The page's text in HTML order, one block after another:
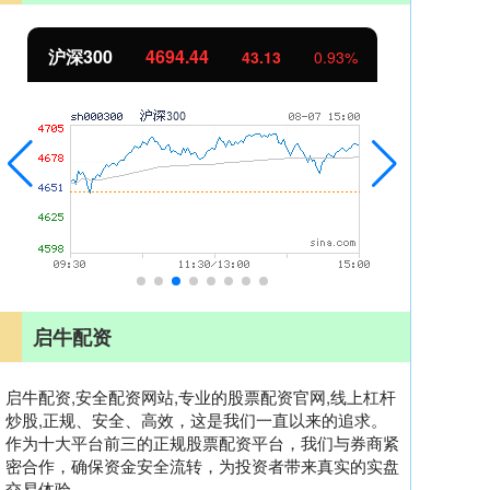
沪深300 4694.44 43.13 0.93%
启牛配资
启牛配资,安全配资网站,专业的股票配资官网,线上杠杆
炒股,正规、安全、高效，这是我们一直以来的追求。
作为十大平台前三的正规股票配资平台，我们与券商紧
密合作，确保资金安全流转，为投资者带来真实的实盘